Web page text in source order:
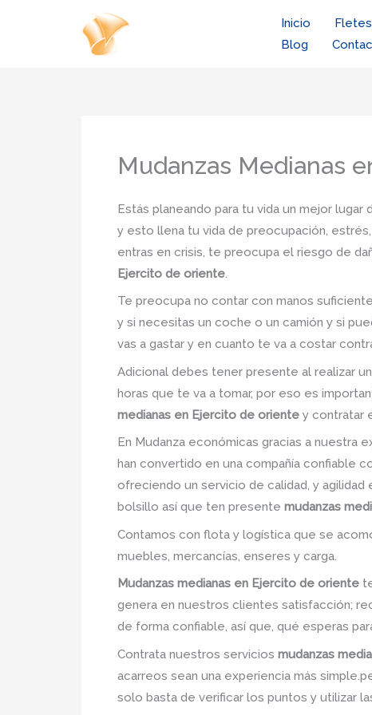
Inicio
Blog
Mudanzas Medianas
Estás planeando para tu vida un mejor
y esto llena tu vida de preocupación,
entras en crisis, te preocupa el riesgo de
Ejercito de oriente
Te preocupa no contar con manos
y si necesitas un coche o un camión y si
vas a gastar y en cuanto te va a costar
Adicional debes tener presente al realizar
horas que te va a tomar, por eso es
medianas en Ejercito de oriente y contratar
En Mudanza económicas gracias a nuestra
han convertido en una compañía confiable
ofreciendo un servicio de calidad, y
bolsillo así que ten presente mudanzas
Contamos con flota y logística que se
muebles, mercancías, enseres y carga.
Mudanzas medianas en Ejercito de oriente
genera en nuestros clientes satisfacción;
de forma confiable, así que, qué esperas
Contrata nuestros servicios mudanzas
acarreos sean una experiencia más
solo basta de verificar los puntos y utilizar